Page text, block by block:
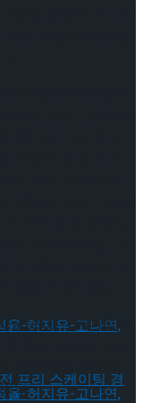
다음 대회인 ISU 주
쇼트 프로그램에서
콤비네이션 중 선
배점이 높은 요소
(PCS) 26.32점에
연기를 선보였다.
(TES) 60.82점, 구
아 3위에 올랐다. 프
대를 마무리했다.
프리 스케이팅에
메달 사냥에 도전
플 악셀을 완벽하
다.